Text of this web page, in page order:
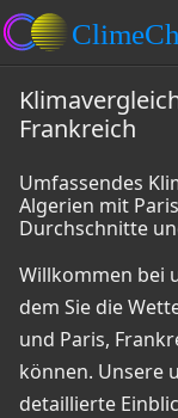
Frankreich
Umfassendes
Algerien mit
Durchschnitte
Willkommen bei
dem Sie die
und Paris,
können. Unsere
detaillierte